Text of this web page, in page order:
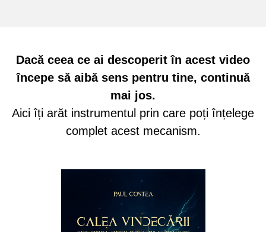
Dacă ceea ce ai descoperit în acest video
începe să aibă sens pentru tine, continuă
mai jos.
Aici îți arăt instrumentul prin care poți înțelege
complet acest mecanism.